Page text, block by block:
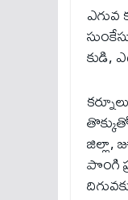
ఎగువ
కుడి,
జిల్లా,
పొంగి